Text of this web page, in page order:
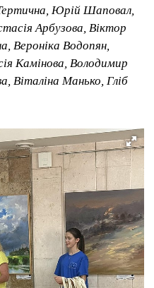
Юрій Шаповал,
Арбузова, Віктор
Вероніка Водопян,
Камінова, Володимир
Віталіна Манько, Гліб